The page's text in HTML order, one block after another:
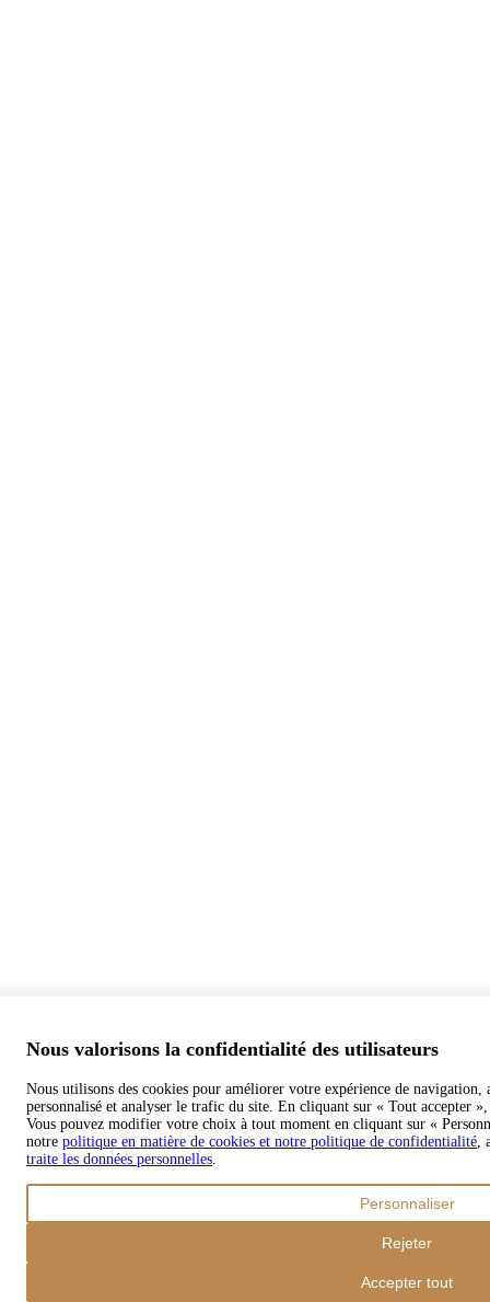
Nous valorisons la confidentialité des utilisateurs
Nous utilisons des cookies pour améliorer votre expérience de
personnalisé et analyser le trafic du site. En cliquant sur « Tout accepter
Vous pouvez modifier votre choix à tout moment en cliquant sur «
notre politique en matière de cookies et notre politique de confidentialité,
traite les données personnelles.
Personnaliser
Rejeter
Accepter tout